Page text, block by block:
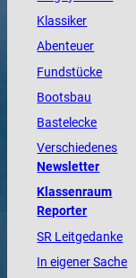
Klassiker
Abenteuer
Fundstücke
Bootsbau
Bastelecke
Verschiedenes
Newsletter
Klassenraum
Reporter
SR Leitgedanke
In eigener Sache